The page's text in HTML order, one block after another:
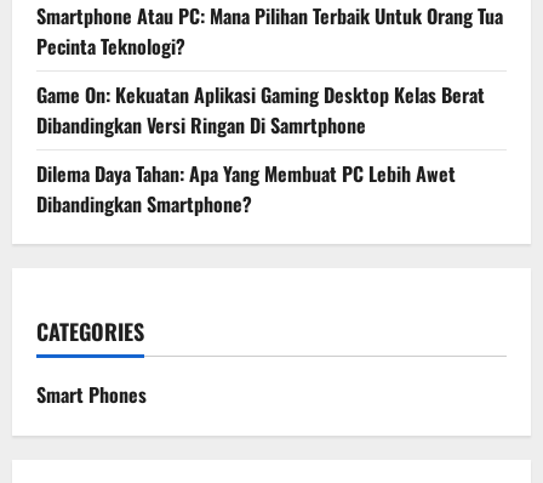
Smartphone Atau PC: Mana Pilihan Terbaik Untuk Orang Tua
Pecinta Teknologi?
Game On: Kekuatan Aplikasi Gaming Desktop Kelas Berat
Dibandingkan Versi Ringan Di Samrtphone
Dilema Daya Tahan: Apa Yang Membuat PC Lebih Awet
Dibandingkan Smartphone?
CATEGORIES
Smart Phones